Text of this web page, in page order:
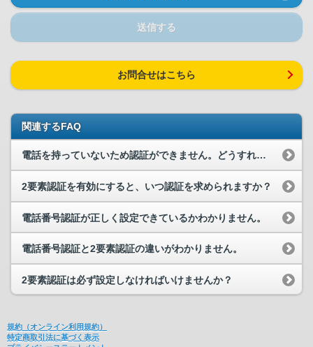
送信する
お問合せはこちら
関連するFAQ
電話を持っていないため認証ができません。どうすれば商品を購入できますか？
2要素認証を有効にすると、いつ認証を求められますか？
電話番号認証が正しく設定できているかわかりません。
電話番号認証と2要素認証の違いがわかりません。
2要素認証は必ず設定しなければいけませんか？
規約（オンライン利用規約）
特定商取引法に基づく表示